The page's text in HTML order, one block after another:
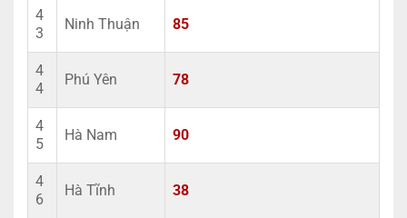
4
3
Ninh Thuận 85
4
4
Phú Yên 78
4
5
Hà Nam 90
4
6
Hà Tĩnh 38